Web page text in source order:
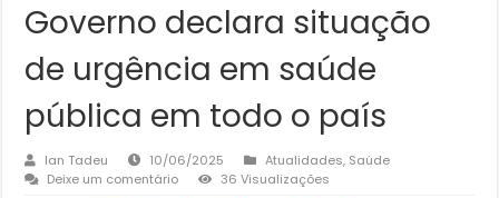
Governo declara situação
de urgência em saúde
pública em todo o país
Ian Tadeu 10/06/2025 Atualidades, Saúde
Deixe um comentário
36 Visualizações